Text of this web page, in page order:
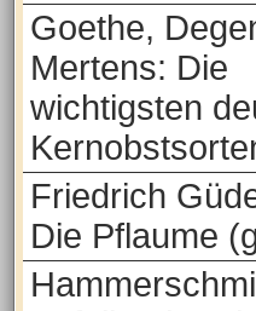
Goethe,
Mertens: Die
wichtigsten
Friedrich
Die Pflaume